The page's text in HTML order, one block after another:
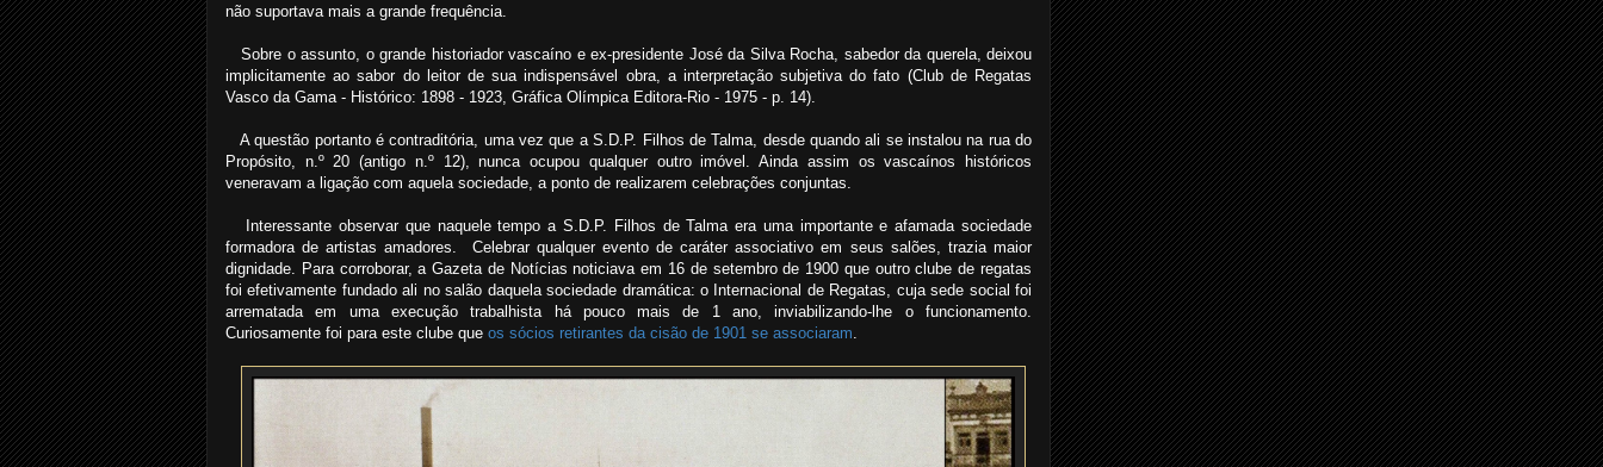
não suportava mais a grande frequência.
Sobre o assunto, o grande historiador vascaíno e ex-presidente José da Silva Rocha, sabedor da querela, deixou
implicitamente ao sabor do leitor de sua indispensável obra, a interpretação subjetiva do fato (Club de Regatas
Vasco da Gama - Histórico: 1898 - 1923, Gráfica Olímpica Editora-Rio - 1975 - p. 14).
A questão portanto é contraditória, uma vez que a S.D.P. Filhos de Talma, desde quando ali se instalou na rua do
Propósito, n.º 20 (antigo n.º 12), nunca ocupou qualquer outro imóvel. Ainda assim os vascaínos históricos
veneravam a ligação com aquela sociedade, a ponto de realizarem celebrações conjuntas.
Interessante observar que naquele tempo a S.D.P. Filhos de Talma era uma importante e afamada sociedade
formadora de artistas amadores. Celebrar qualquer evento de caráter associativo em seus salões, trazia maior
dignidade. Para corroborar, a Gazeta de Notícias noticiava em 16 de setembro de 1900 que outro clube de regatas
foi efetivamente fundado ali no salão daquela sociedade dramática: o Internacional de Regatas, cuja sede social foi
arrematada em uma execução trabalhista há pouco mais de 1 ano, inviabilizando-lhe o funcionamento.
Curiosamente foi para este clube que os sócios retirantes da cisão de 1901 se associaram.